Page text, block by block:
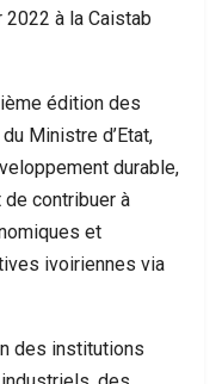
à la Caistab
édition des
Ministre d’Etat,
durable,
de contribuer à
et
ivoiriennes via
des institutions